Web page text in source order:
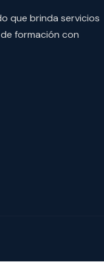
que brinda servicios
formación con